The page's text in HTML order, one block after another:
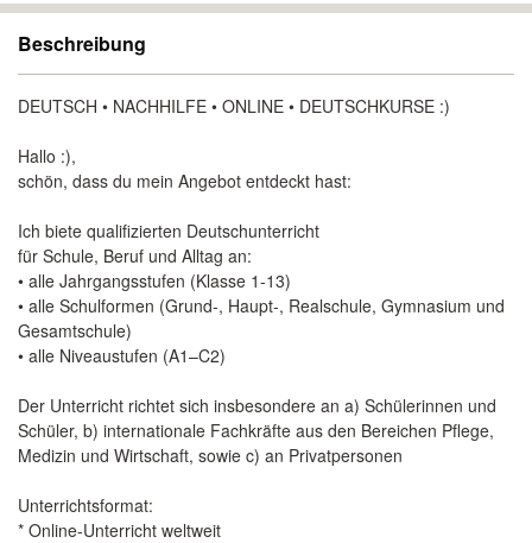
Beschreibung
DEUTSCH • NACHHILFE • ONLINE • DEUTSCHKURSE :)
Hallo :),
schön, dass du mein Angebot entdeckt hast:
Ich biete qualifizierten Deutschunterricht
für Schule, Beruf und Alltag an:
• alle Jahrgangsstufen (Klasse 1-13)
• alle Schulformen (Grund-, Haupt-, Realschule, Gymnasium und
Gesamtschule)
• alle Niveaustufen (A1–C2)
Der Unterricht richtet sich insbesondere an a) Schülerinnen und
Schüler, b) internationale Fachkräfte aus den Bereichen Pflege,
Medizin und Wirtschaft, sowie c) an Privatpersonen
Unterrichtsformat:
* Online-Unterricht weltweit